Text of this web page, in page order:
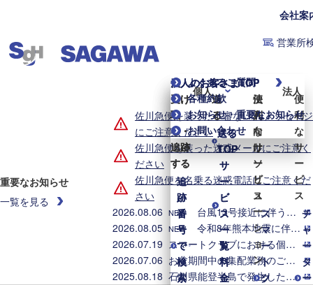
会社案
営業所
個人
個人のお客さまTOP
受け
取
る・
追跡
する
追
跡
番
号
で
検
索
送
る
送る
TOP
サ
ー
ビ
ス
一
覧
料
金
便
利
な
サ
ー
ビ
ス
ス
マ
ー
ト
ク
法人
法人のお客さまTOP
受け
取
る・
追跡
する
追
跡
番
号
で
検
索
送
る
送る
TOP
サ
ー
ビ
ス
一
覧
料
金
法
人
向
け
ソ
リ
ュ
ー
シ
ョ
ン
ソ
便
利
な
サ
ー
ビ
ス
チ
ャ
ー
タ
ー
よくあるご質問
各種約款
お知らせ・重要なお知らせ
お問い合わせ
重要なお知らせ
一覧を見る
佐川急便を装った不審なLINEメッセージ
にご注意ください
佐川急便を装った迷惑メールにご注意く
ださい
佐川急便を名乗る迷惑電話にご注意くだ
さい
2026.08.06 NEW
台風13号接近に伴う集配業務への影響について（2026年8月6日8時時点）
2026.08.05 NEW
令和8年熊本地震に伴う集配への影響について（2026年8月5日8時時点）
2026.07.19
スマートクラブにおける個人情報漏えいに関するお詫びとお知らせ
2026.07.06
お盆期間中の集配業務のご案内
2025.08.18
石川県能登半島で発生した地震・大雨に伴う配送への影響について